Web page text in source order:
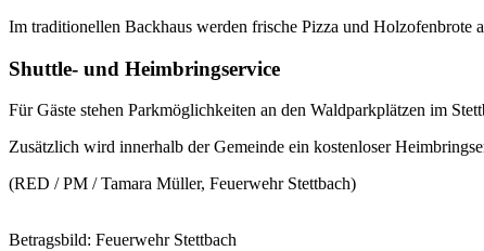
Im traditionellen Backhaus werden frische Pizza und
Shuttle- und Heimbringservice
Für Gäste stehen Parkmöglichkeiten an den Waldparkplätzen im
Zusätzlich wird innerhalb der Gemeinde ein kostenloser
(RED / PM / Tamara Müller, Feuerwehr Stettbach)
Betragsbild: Feuerwehr Stettbach